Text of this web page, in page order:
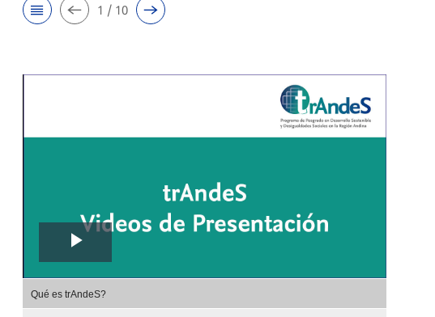
1 / 10
Play
Video
Qué es trAndeS?